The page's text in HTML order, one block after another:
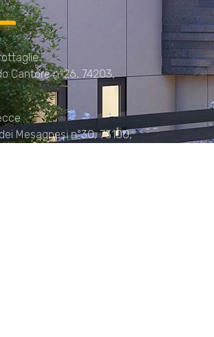
Cantore n°26, 74203,
Mesagnesi n°30, 73100,